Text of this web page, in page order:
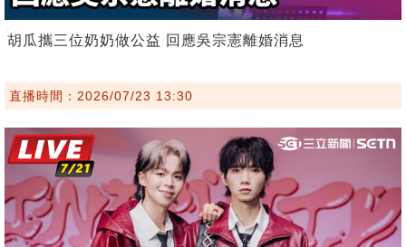
胡瓜攜三位奶奶做公益 回應吳宗憲離婚消息
直播時間：2026/07/23 13:30